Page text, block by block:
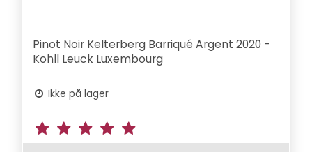
Pinot Noir Kelterberg Barriqué Argent 2020 -
Kohll Leuck Luxembourg
Ikke på lager